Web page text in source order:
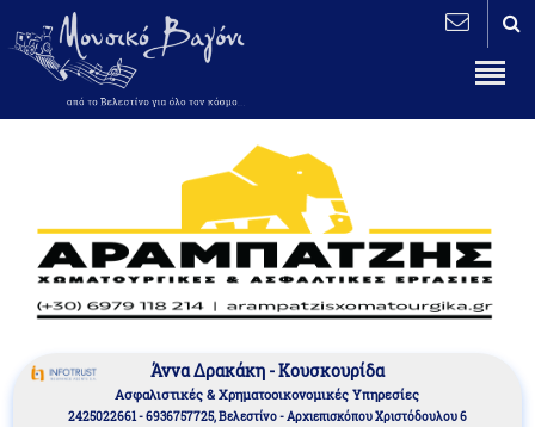
Άννα Δρακάκη - Κουσκουρίδα
Aσφαλιστικές & Χρηματοοικονομικές Υπηρεσίες
2425022661 - 6936757725, Βελεστίνο - Αρχιεπισκόπου Χριστόδουλου 6